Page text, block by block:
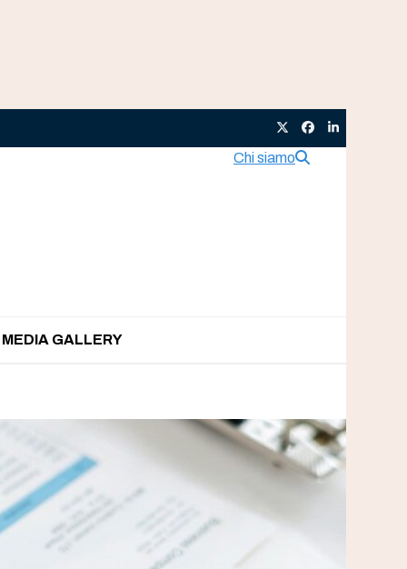
TwitterFacebook
LinkedIn
Chi siamo
MEDIA GALLERY